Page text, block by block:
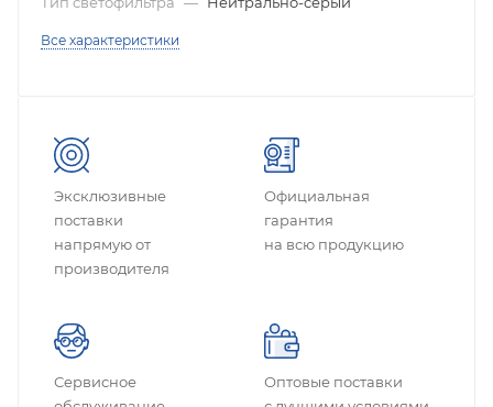
Все характеристики
Эксклюзивные
поставки
напрямую от
производителя
Официальная
гарантия
на всю продукцию
Сервисное
Оптовые поставки